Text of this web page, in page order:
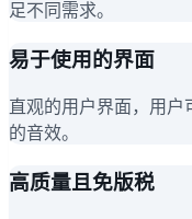
足不同需求。
易于使用的界面
直观的用户界面，用
的音效。
高质量且免版税